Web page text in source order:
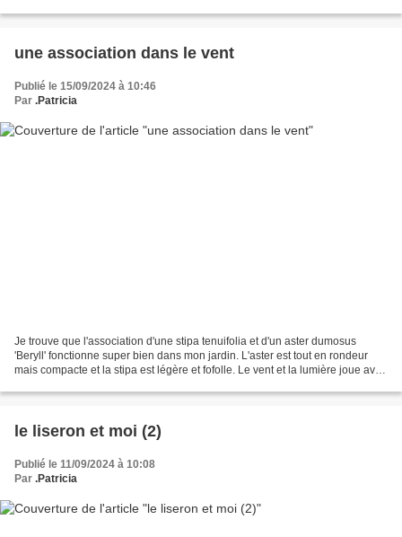
une association dans le vent
Publié le 15/09/2024 à 10:46
Par .Patricia
Je trouve que l'association d'une stipa tenuifolia et d'un aster dumosus
'Beryll' fonctionne super bien dans mon jardin. L'aster est tout en rondeur
mais compacte et la stipa est légère et fofolle. Le vent et la lumière joue avec
le liseron et moi (2)
Publié le 11/09/2024 à 10:08
Par .Patricia